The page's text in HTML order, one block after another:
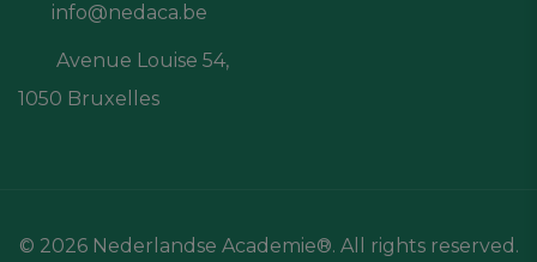
info@nedaca.be
Avenue Louise 54,
1050 Bruxelles
© 2026 Nederlandse Academie®. All rights reserved.